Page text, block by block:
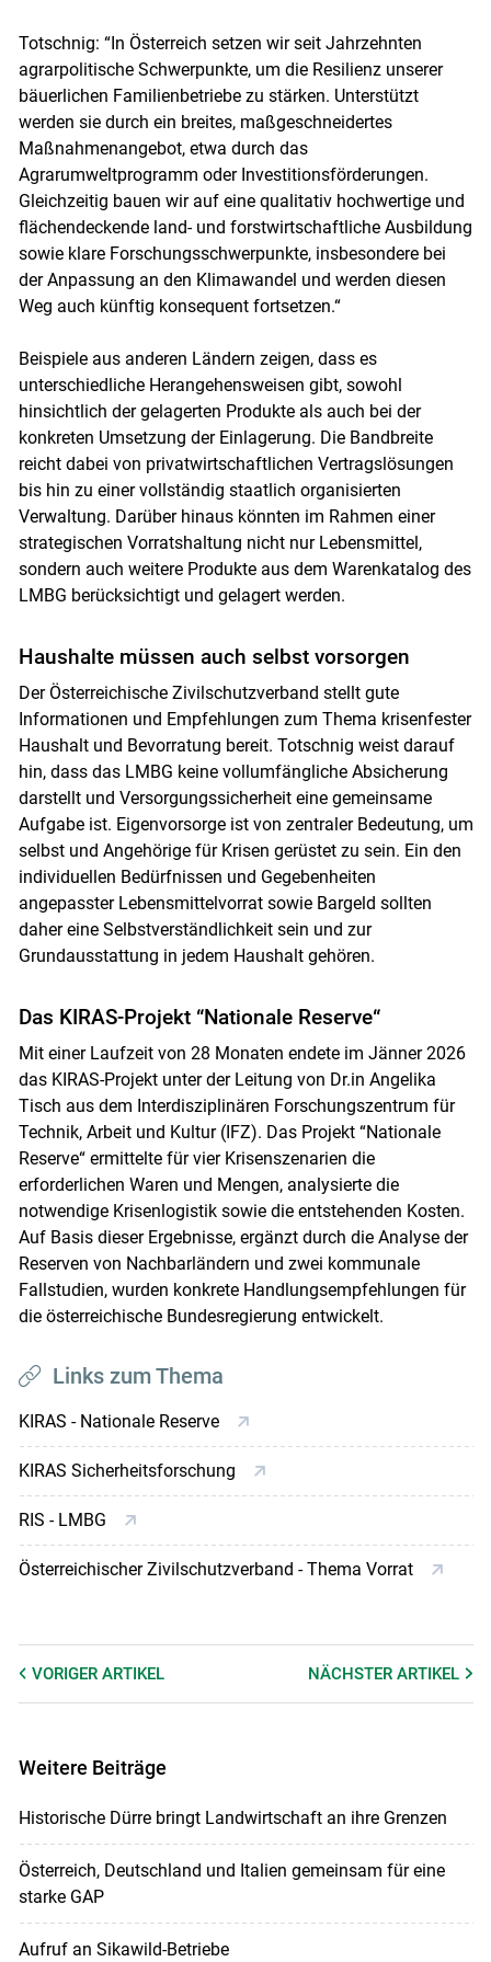
Totschnig: “In Österreich setzen wir seit Jahrzehnten
agrarpolitische Schwerpunkte, um die Resilienz unserer
bäuerlichen Familienbetriebe zu stärken. Unterstützt
werden sie durch ein breites, maßgeschneidertes
Maßnahmenangebot, etwa durch das
Agrarumweltprogramm oder Investitionsförderungen.
Gleichzeitig bauen wir auf eine qualitativ hochwertige und
flächendeckende land- und forstwirtschaftliche Ausbildung
sowie klare Forschungsschwerpunkte, insbesondere bei
der Anpassung an den Klimawandel und werden diesen
Weg auch künftig konsequent fortsetzen.“
Beispiele aus anderen Ländern zeigen, dass es
unterschiedliche Herangehensweisen gibt, sowohl
hinsichtlich der gelagerten Produkte als auch bei der
konkreten Umsetzung der Einlagerung. Die Bandbreite
reicht dabei von privatwirtschaftlichen Vertragslösungen
bis hin zu einer vollständig staatlich organisierten
Verwaltung. Darüber hinaus könnten im Rahmen einer
strategischen Vorratshaltung nicht nur Lebensmittel,
sondern auch weitere Produkte aus dem Warenkatalog des
LMBG berücksichtigt und gelagert werden.
Haushalte müssen auch selbst vorsorgen
Der Österreichische Zivilschutzverband stellt gute
Informationen und Empfehlungen zum Thema krisenfester
Haushalt und Bevorratung bereit. Totschnig weist darauf
hin, dass das LMBG keine vollumfängliche Absicherung
darstellt und Versorgungssicherheit eine gemeinsame
Aufgabe ist. Eigenvorsorge ist von zentraler Bedeutung, um
selbst und Angehörige für Krisen gerüstet zu sein. Ein den
individuellen Bedürfnissen und Gegebenheiten
angepasster Lebensmittelvorrat sowie Bargeld sollten
daher eine Selbstverständlichkeit sein und zur
Grundausstattung in jedem Haushalt gehören.
Das KIRAS-Projekt “Nationale Reserve“
Mit einer Laufzeit von 28 Monaten endete im Jänner 2026
das KIRAS-Projekt unter der Leitung von Dr.in Angelika
Tisch aus dem Interdisziplinären Forschungszentrum für
Technik, Arbeit und Kultur (IFZ). Das Projekt “Nationale
Reserve“ ermittelte für vier Krisenszenarien die
erforderlichen Waren und Mengen, analysierte die
notwendige Krisenlogistik sowie die entstehenden Kosten.
Auf Basis dieser Ergebnisse, ergänzt durch die Analyse der
Reserven von Nachbarländern und zwei kommunale
Fallstudien, wurden konkrete Handlungsempfehlungen für
die österreichische Bundesregierung entwickelt.
Links zum Thema
KIRAS - Nationale Reserve
KIRAS Sicherheitsforschung
RIS - LMBG
Österreichischer Zivilschutzverband - Thema Vorrat
VORIGER ARTIKEL NÄCHSTERARTIKEL
Weitere Beiträge
Historische Dürre bringt Landwirtschaft an ihre Grenzen
Österreich, Deutschland und Italien gemeinsam für eine
starke GAP
Aufruf an Sikawild-Betriebe